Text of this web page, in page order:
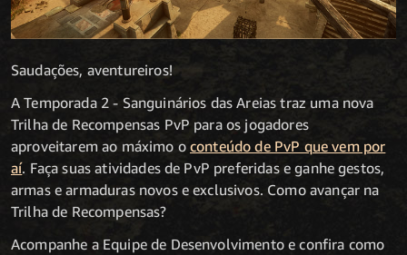
Saudações, aventureiros!
A Temporada 2 - Sanguinários das Areias traz uma nova
Trilha de Recompensas PvP para os jogadores
aproveitarem ao máximo oconteúdo de PvP que vem por
aí. Faça suas atividades de PvP preferidas e ganhe gestos,
armas e armaduras novos e exclusivos. Como avançar na
Trilha de Recompensas?
Acompanhe a Equipe de Desenvolvimento e confira como